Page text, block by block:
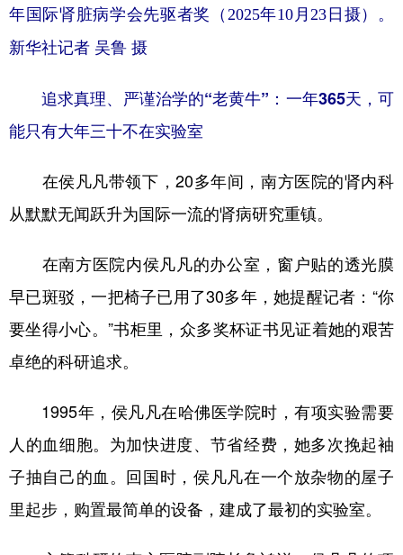
年国际肾脏病学会先驱者奖（2025年10月23日摄）。
新华社记者 吴鲁 摄
追求真理、严谨治学的“老黄牛”：一年365天，可
能只有大年三十不在实验室
在侯凡凡带领下，20多年间，南方医院的肾内科
从默默无闻跃升为国际一流的肾病研究重镇。
在南方医院内侯凡凡的办公室，窗户贴的透光膜
早已斑驳，一把椅子已用了30多年，她提醒记者：“你
要坐得小心。”书柜里，众多奖杯证书见证着她的艰苦
卓绝的科研追求。
1995年，侯凡凡在哈佛医学院时，有项实验需要
人的血细胞。为加快进度、节省经费，她多次挽起袖
子抽自己的血。回国时，侯凡凡在一个放杂物的屋子
里起步，购置最简单的设备，建成了最初的实验室。